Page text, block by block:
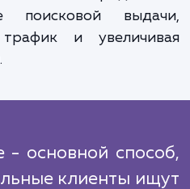
и опытом для
чтобы
Мы также
и анализ